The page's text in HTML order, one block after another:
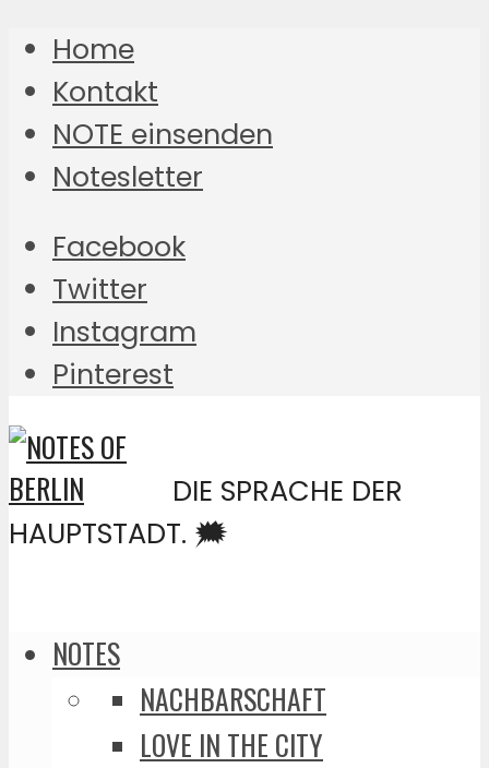
Home
Kontakt
NOTE einsenden
Notesletter
Facebook
Twitter
Instagram
Pinterest
DIE SPRACHE DER
HAUPTSTADT. 🗯️
NOTES
NACHBARSCHAFT
LOVE IN THE CITY